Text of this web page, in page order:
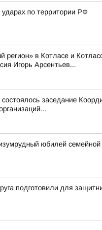
по территории РФ
в Котласе и
Игорь Арсентьев...
заседание
юбилей
подготовили для